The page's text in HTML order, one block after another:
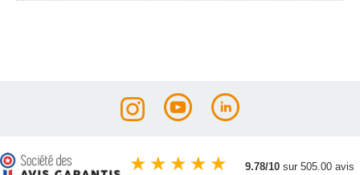
★ ★ ★ ★ ★ 9.78/10 sur 505.00 avis